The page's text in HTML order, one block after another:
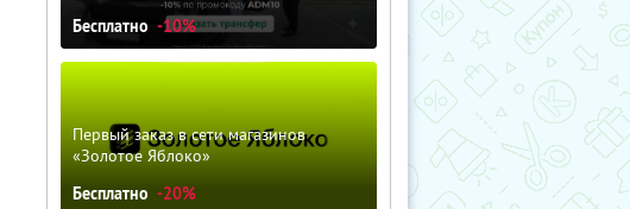
Бесплатно -10%
Первый заказ в сети магазинов
«Золотое Яблоко»
Бесплатно -20%